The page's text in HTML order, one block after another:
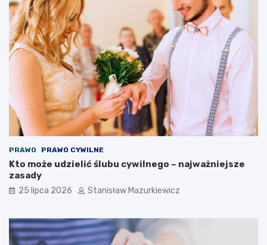
PRAWO PRAWO CYWILNE
Kto może udzielić ślubu cywilnego – najważniejsze
zasady
25 lipca 2026 Stanisław Mazurkiewicz